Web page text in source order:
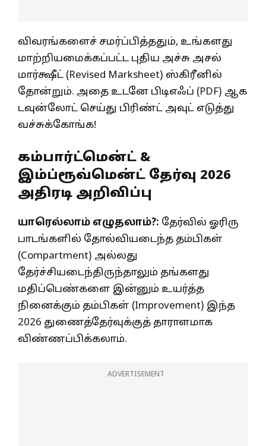
விவரங்களைச் சமர்ப்பித்ததும், உங்களது
மாற்றியமைக்கப்பட்ட புதிய அச்சு அசல்
மார்க்ஷீட் (Revised Marksheet) ஸ்கிரீனில்
தோன்றும். அதை உடனே பிடிஎஃப் (PDF) ஆக
டவுன்லோட் செய்து பிரிண்ட் அவுட் எடுத்து
வச்சுக்கோங்க!
கம்பார்ட்மென்ட் &
இம்ப்ரூவ்மென்ட் தேர்வு 2026
அதிரடி அறிவிப்பு
யாரெல்லாம் எழுதலாம்?: தேர்வில் ஓரிரு
பாடங்களில் தோல்வியடைந்த தம்பிகள்
(Compartment) அல்லது
தேர்ச்சியடைந்திருந்தாலும் தங்களது
மதிப்பெண்களை இன்னும் உயர்த்த
நினைக்கும் தம்பிகள் (Improvement) இந்த
2026 துணைத்தேர்வுக்குத் தாராளமாக
விண்ணப்பிக்கலாம்.
ADVERTISEMENT